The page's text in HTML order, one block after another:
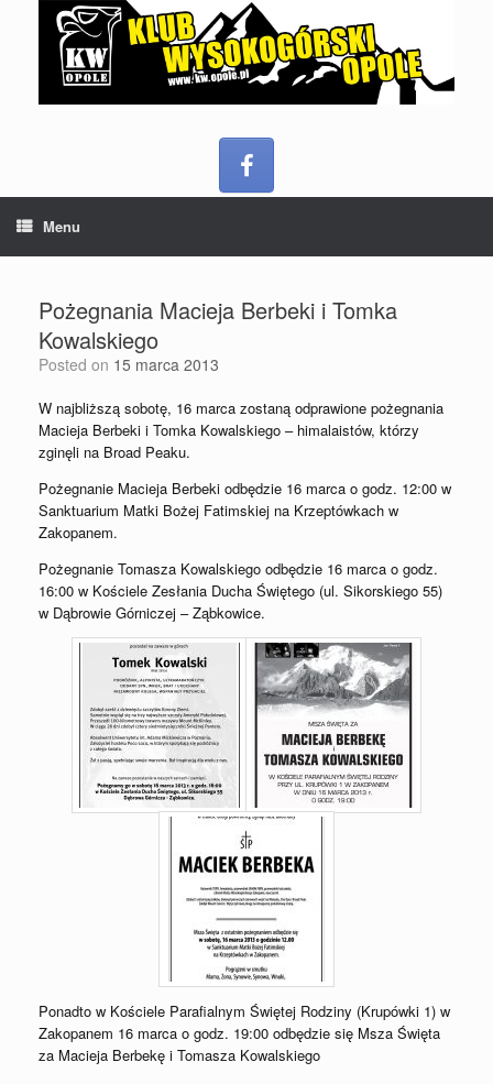
Menu
Pożegnania Macieja Berbeki i Tomka
Kowalskiego
Posted on 15 marca 2013
W najbliższą sobotę, 16 marca zostaną odprawione pożegnania
Macieja Berbeki i Tomka Kowalskiego – himalaistów, którzy
zginęli na Broad Peaku.
Pożegnanie Macieja Berbeki odbędzie 16 marca o godz. 12:00 w
Sanktuarium Matki Bożej Fatimskiej na Krzeptówkach w
Zakopanem.
Pożegnanie Tomasza Kowalskiego odbędzie 16 marca o godz.
16:00 w Kościele Zesłania Ducha Świętego (ul. Sikorskiego 55)
w Dąbrowie Górniczej – Ząbkowice.
Ponadto w Kościele Parafialnym Świętej Rodziny (Krupówki 1) w
Zakopanem 16 marca o godz. 19:00 odbędzie się Msza Święta
za Macieja Berbekę i Tomasza Kowalskiego